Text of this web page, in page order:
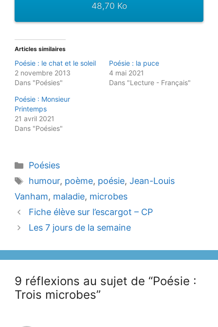
48,70 Ko
Articles similaires
Poésie : le chat et le soleil
2 novembre 2013
Dans "Poésies"
Poésie : la puce
4 mai 2021
Dans "Lecture - Français"
Poésie : Monsieur
Printemps
21 avril 2021
Dans "Poésies"
Catégories
Poésies
Étiquettes
humour, poème, poésie, Jean-Louis
Vanham, maladie, microbes
Fiche élève sur l’escargot – CP
Les 7 jours de la semaine
9 réflexions au sujet de “Poésie :
Trois microbes”